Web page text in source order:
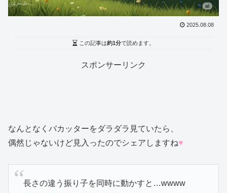
2025.08.08
この記事は約1分で読めます。
スポンサーリンク
なんとなくバカッターをダラダラ見ていたら、
偶然じゃないけど見入ったのでシェアしますね♥
長さの違う振り子を同時に動かすと…wwww